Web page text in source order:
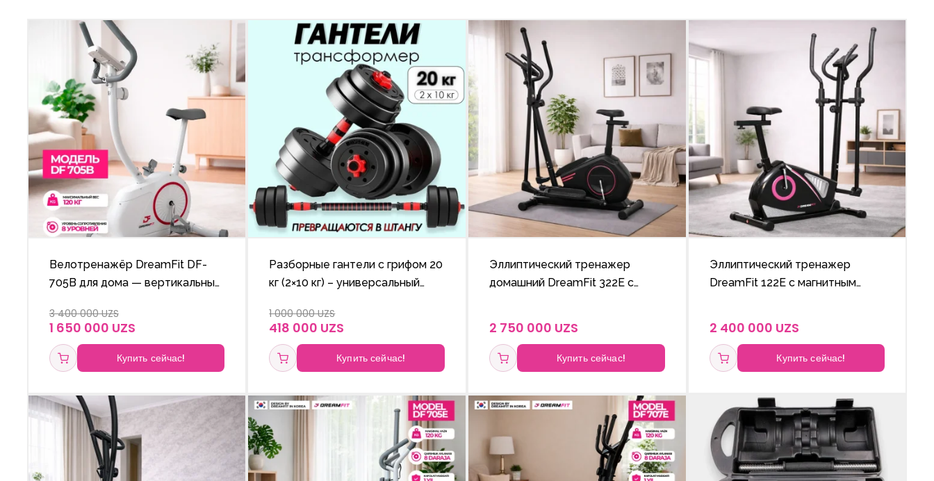
Велотренажёр DreamFit DF-
705B для дома — вертикальный
нагрузки, до 120 кг
3 400 000 UZS
1 650 000 UZS
Купить сейчас!
Разборные гантели с грифом 20
кг (2×10 кг) – универсальный
1 000 000 UZS
418 000 UZS
Купить сейчас!
Эллиптический тренажер
домашний DreamFit 322E с
2 750 000 UZS
Купить сейчас!
Эллиптический тренажер
DreamFit 122E с магнитным
2 400 000 UZS
Купить сейчас!